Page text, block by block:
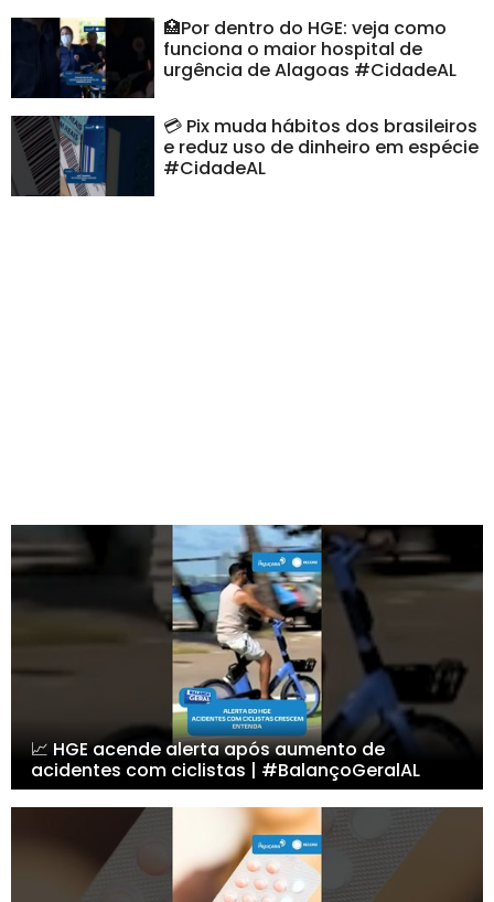
🏥Por dentro do HGE: veja como
funciona o maior hospital de
urgência de Alagoas #CidadeAL
💳 Pix muda hábitos dos brasileiros
e reduz uso de dinheiro em espécie
#CidadeAL
📈 HGE acende alerta após aumento de
acidentes com ciclistas | #BalançoGeralAL